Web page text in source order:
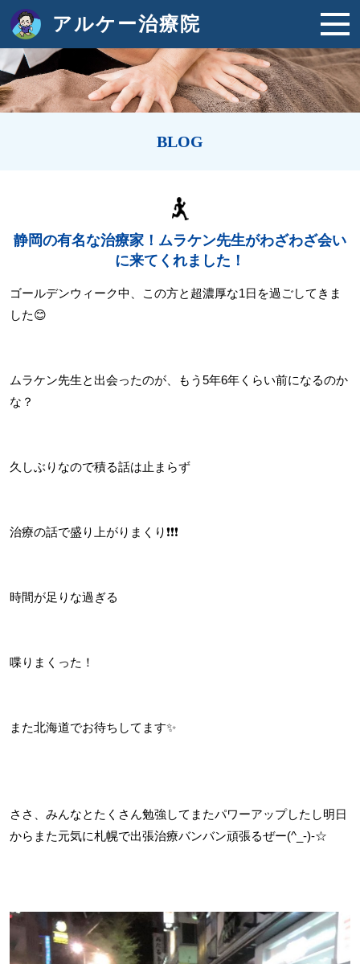
アルケー治療院
BLOG
静岡の有名な治療家！ムラケン先生がわざわざ会い
に来てくれました！
ゴールデンウィーク中、この方と超濃厚な1日を過ごしてきま
した😊
ムラケン先生と出会ったのが、もう5年6年くらい前になるのか
な？
久しぶりなので積る話は止まらず
治療の話で盛り上がりまくり❗️❗️❗️
時間が足りな過ぎる
喋りまくった！
また北海道でお待ちしてます✨
ささ、みんなとたくさん勉強してまたパワーアップしたし明日
からまた元気に札幌で出張治療バンバン頑張るぜー(^_-)-☆